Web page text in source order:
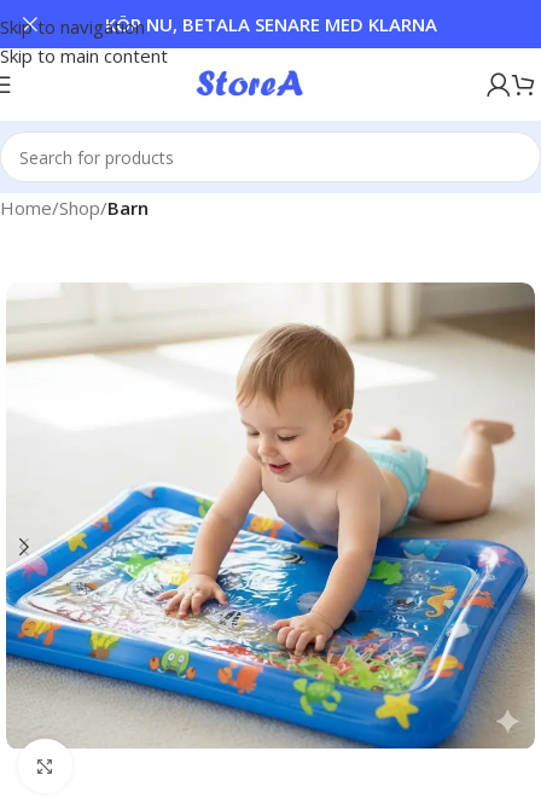
Skip to navigation
Skip to main content
KÖP NU, BETALA SENARE MED KLARNA
Home Shop Barn